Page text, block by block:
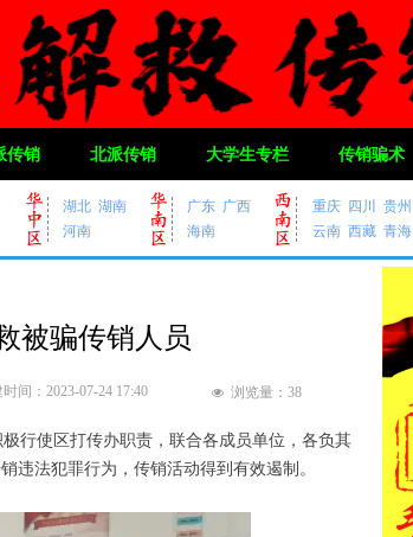
传销 北派传销 大学生专栏 传销骗术
湖北 湖南
河南
广东 广西
海南
重庆 四川 贵州
云南 西藏 青海
被骗传销人员
行使区打传办职责，联合各成员单位，各负其
违法犯罪行为，传销活动得到有效遏制。
间： 2023-07-24 17:40 넶 浏览量： 38